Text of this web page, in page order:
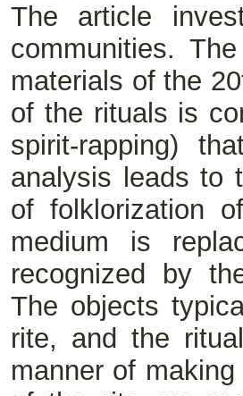
The article
communities.
materials of the
of the rituals is
spirit-rapping)
analysis leads to
of folklorization
medium is
recognized by
The objects
rite, and the
manner of